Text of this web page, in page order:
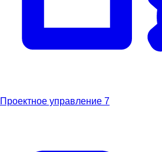
Проектное управление 7